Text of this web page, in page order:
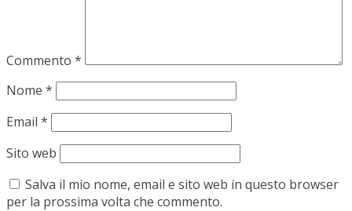
Commento *
Nome *
Email *
Sito web
Salva il mio nome, email e sito web in questo browser
per la prossima volta che commento.